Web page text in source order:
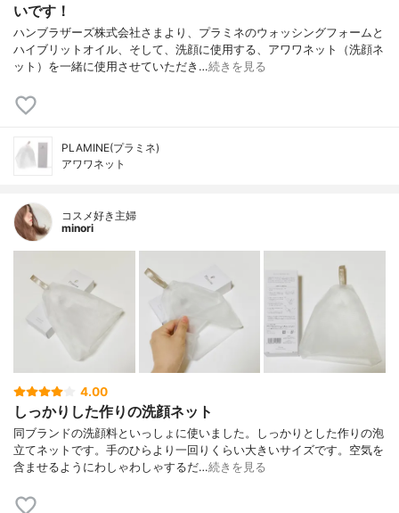
いです！
ハンブラザーズ株式会社さまより、プラミネのウォッシングフォームと
ハイブリットオイル、そして、洗顔に使用する、アワワネット（洗顔ネ
ット）を一緒に使用させていただき…続きを見る
PLAMINE(プラミネ)
アワワネット
コスメ好き主婦
minori
4.00
しっかりした作りの洗顔ネット
同ブランドの洗顔料といっしょに使いました。しっかりとした作りの泡
立てネットです。手のひらより一回りくらい大きいサイズです。空気を
含ませるようにわしゃわしゃするだ…続きを見る